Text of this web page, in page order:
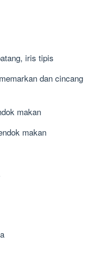
iris tipis
dan cincang
makan
makan